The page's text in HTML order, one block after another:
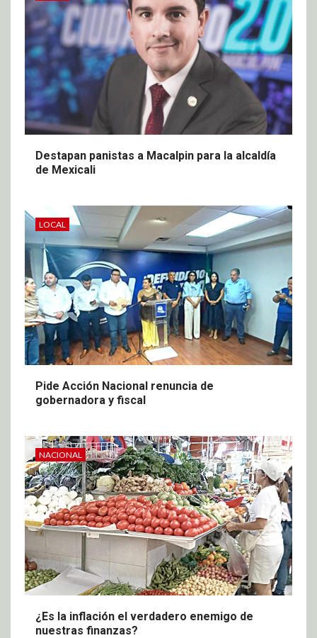
Destapan panistas a Macalpin para la alcaldía
de Mexicali
LOCAL
Pide Acción Nacional renuncia de
gobernadora y fiscal
NACIONAL
¿Es la inflación el verdadero enemigo de
nuestras finanzas?